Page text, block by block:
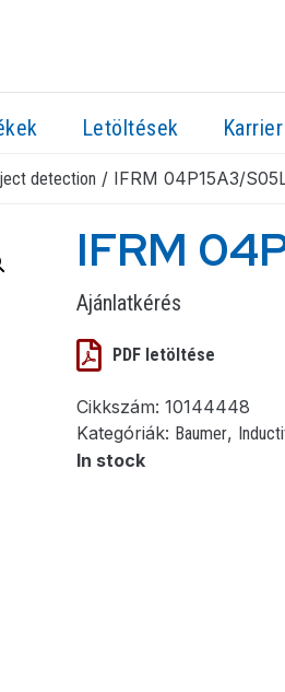
Letöltések Karrier
detection / IFRM 04P15A3/
IFRM
Ajánlatkérés
PDF letöltése
Cikkszám:10144448
Kategóriák: Baumer,
In stock